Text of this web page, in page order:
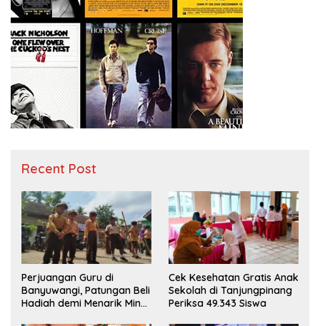
Recent Post
Perjuangan Guru di
Banyuwangi, Patungan Beli
Hadiah demi Menarik Minat
Cek Kesehatan Gratis Anak
Sekolah di Tanjungpinang
Periksa 49.343 Siswa